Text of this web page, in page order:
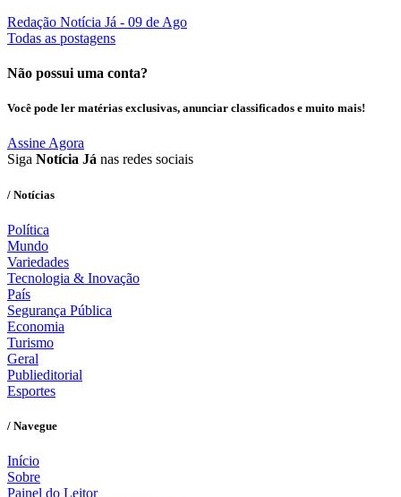
Redação Notícia Já - 09 de Ago
Todas as postagens
Não possui uma conta?
Você pode ler matérias exclusivas, anunciar classificados e muito mais!
Assine Agora
Siga Notícia Já nas redes sociais
/ Notícias
Política
Mundo
Variedades
Tecnologia & Inovação
País
Segurança Pública
Economia
Turismo
Geral
Publieditorial
Esportes
/ Navegue
Início
Sobre
Painel do Leitor